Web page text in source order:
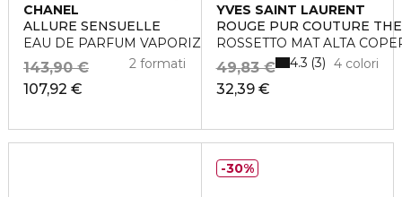
CHANEL
ALLURE SENSUELLE
EAU DE PARFUM VAPORIZZATORE
107,92 €
143,90 € 2 formati
YVES SAINT LAURENT
ROUGE PUR COUTURE
ROSSETTO MAT ALTA
32,39 €
49,83 € 4 colori
4.3 3
30%